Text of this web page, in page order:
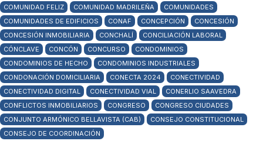
COMUNIDAD FELIZ
COMUNIDAD MADRILEÑA
COMUNIDADES
COMUNIDADES DE EDIFICIOS
CONAF CONCEPCIÓN
CONCESIÓN
CONCESIÓN INMOBILIARIA
CONCHALÍ
CONCILIACIÓN LABORAL
CÓNCLAVE
CONCÓN CONCURSO
CONDOMINIOS
CONDOMINIOS DE HECHO
CONDOMINIOS INDUSTRIALES
CONDONACIÓN DOMICILIARIA
CONECTA 2024
CONECTIVIDAD
CONECTIVIDAD DIGITAL
CONECTIVIDAD VIAL
CONERLIO SAAVEDRA
CONFLICTOS INMOBILIARIOS
CONGRESO
CONGRESO CIUDADES
CONJUNTO ARMÓNICO BELLAVISTA (CAB)
CONSEJO CONSTITUCIONAL
CONSEJO DE COORDINACIÓN